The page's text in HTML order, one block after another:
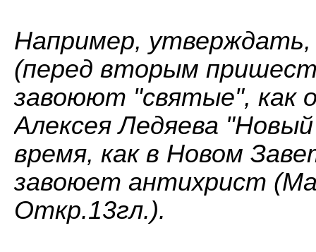
Например, утверждать,
(перед вторым
завоюют "святые", как
Алексея Ледяева
время, как в Новом
завоюет антихрист
Откр.13гл.).